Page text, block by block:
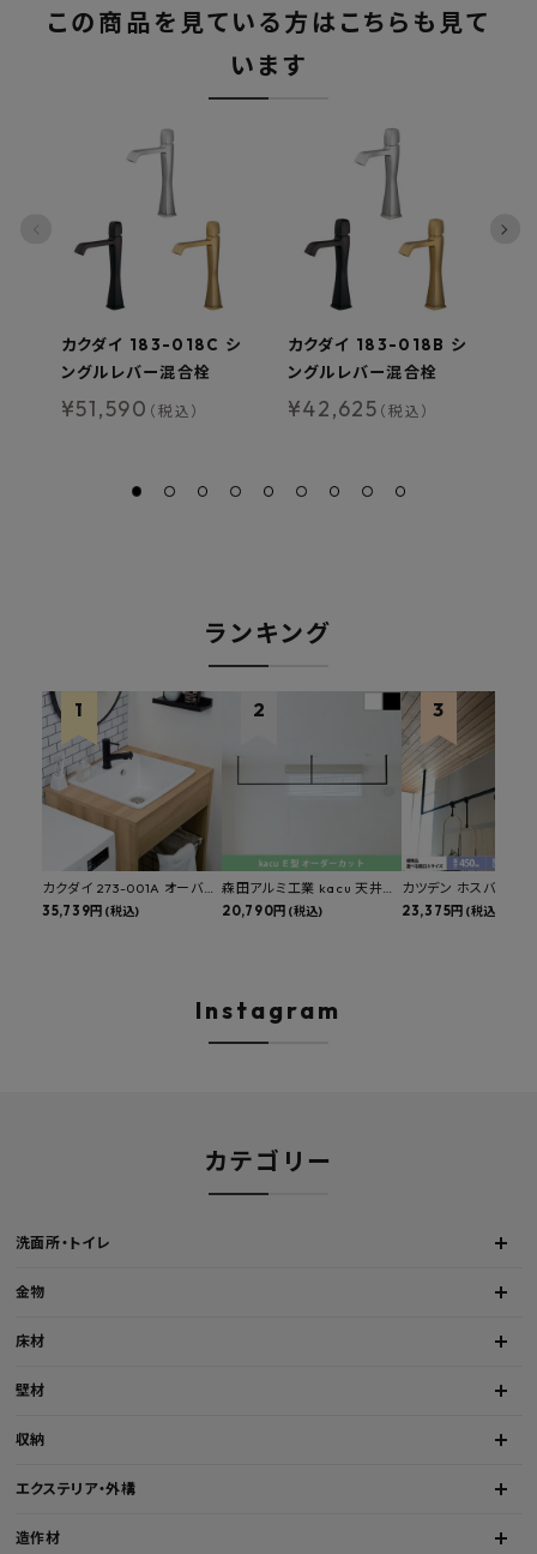
この商品を見ている方はこちらも見て
います
カクダイ 183-018C シ
ングルレバー混合栓
¥51,590 （税込）
カクダイ 183-018B シ
ングルレバー混合栓
¥42,625 （税込）
ランキング
カクダイ 273-001A オーバー
カウンタースロップシンク 選
35,739円 (税込)
森田アルミ工業 kacu 天井付
け物干し E型 サイズオーダー
20,790円 (税込)
カツデン ホスバ 天井
物干し 標準サイズ ス
23,375円 (税込)
Instagram
カテゴリー
洗面所・トイレ
金物
床材
壁材
収納
エクステリア・外構
造作材